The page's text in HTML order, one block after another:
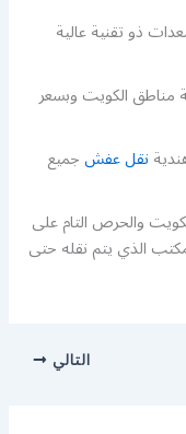
ذو تقنية عالية
مناطق الكويت وبسعر
نقل عفشجميع
والحرص التام على
الذي يتم نقله حتى
التالي